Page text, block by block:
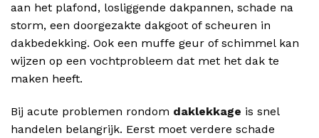
aan het plafond, losliggende dakpannen, schade na
storm, een doorgezakte dakgoot of scheuren in
dakbedekking. Ook een muffe geur of schimmel kan
wijzen op een vochtprobleem dat met het dak te
maken heeft.
Bij acute problemen rondom daklekkage is snel
handelen belangrijk. Eerst moet verdere schade